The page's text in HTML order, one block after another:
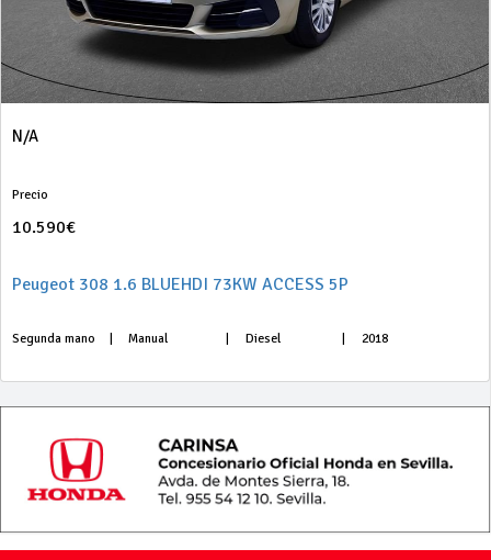
N/A
Precio
10.590€
Peugeot 308 1.6 BLUEHDI 73KW ACCESS 5P
Segunda mano Manual Diesel 2018